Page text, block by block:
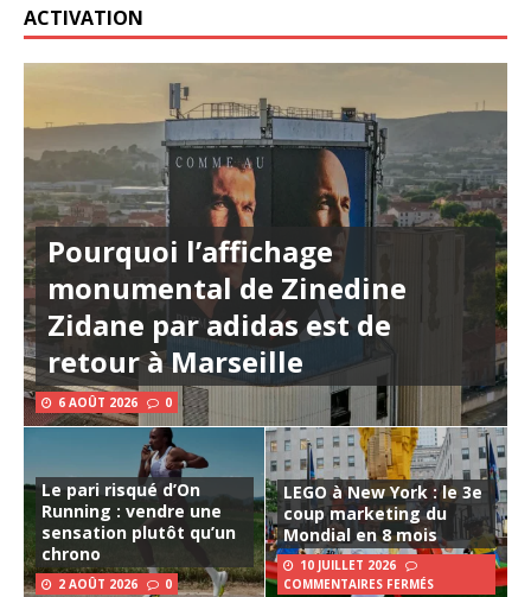
ACTIVATION
Pourquoi l’affichage
monumental de Zinedine
Zidane par adidas est de
retour à Marseille
6 AOÛT 2026 0
Le pari risqué d’On
Running : vendre une
sensation plutôt qu’un
chrono
2 AOÛT 2026 0
LEGO à New York : le 3e
coup marketing du
Mondial en 8 mois
10 JUILLET 2026
COMMENTAIRES FERMÉS